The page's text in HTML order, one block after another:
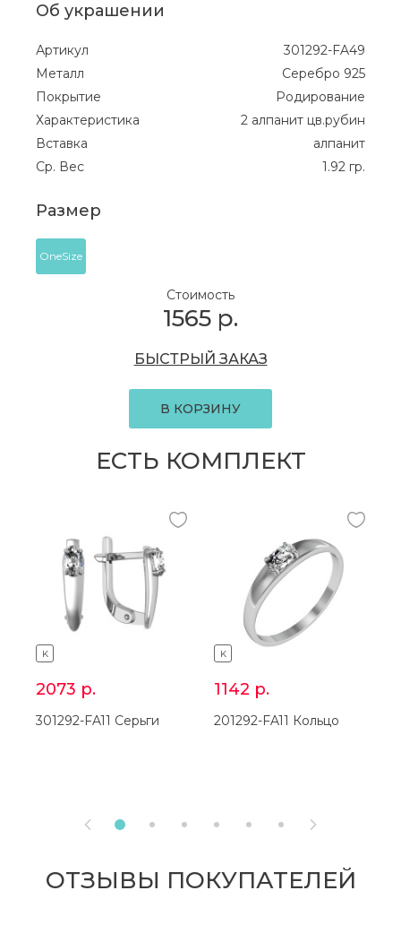
Об украшении
Артикул
301292-FA49
Металл
Серебро 925
Покрытие
Родирование
Характеристика
2 алпанит цв.рубин
Вставка
алпанит
Ср. Вес
1.92 гр.
Размер
OneSize
Стоимость
1565 р.
БЫСТРЫЙ ЗАКАЗ
В КОРЗИНУ
ЕСТЬ КОМПЛЕКТ
K
2073 р.
301292-FA11 Серьги
K
1142 р.
201292-FA11 Кольцо
 
ОТЗЫВЫ ПОКУПАТЕЛЕЙ